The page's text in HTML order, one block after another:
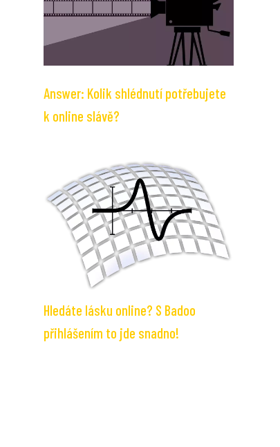
Answer: Kolik shlédnutí potřebujete
k online slávě?
Hledáte lásku online? S Badoo
přihlášením to jde snadno!